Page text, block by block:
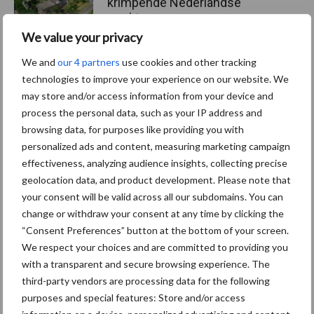
We value your privacy
We and our 4 partners use cookies and other tracking
technologies to improve your experience on our website. We
may store and/or access information from your device and
process the personal data, such as your IP address and
browsing data, for purposes like providing you with
personalized ads and content, measuring marketing campaign
effectiveness, analyzing audience insights, collecting precise
geolocation data, and product development. Please note that
your consent will be valid across all our subdomains. You can
change or withdraw your consent at any time by clicking the
“Consent Preferences” button at the bottom of your screen.
We respect your choices and are committed to providing you
with a transparent and secure browsing experience. The
third-party vendors are processing data for the following
purposes and special features: Store and/or access
markt
Themapagina's
Diergezondheid Bemesting Fokkerij
Bedrijfsnieuws
Ligbox &
Voerhekken
Toon meer